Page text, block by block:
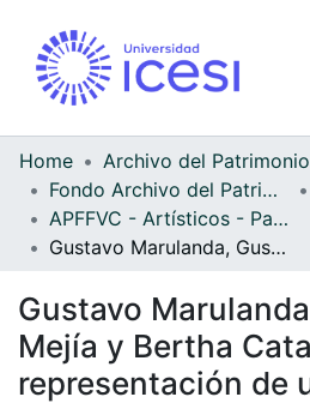
Home
Fondo Archivo del Patrimonio Fotográfico y Fílmico del Valle del Cauca
APFFVC - Artísticos - Patrimonial
Gustavo Marulanda, Gustavo Mejía y Bertha Cataño en la representación de una obra
Gustavo
Mejía y Bertha
representación de